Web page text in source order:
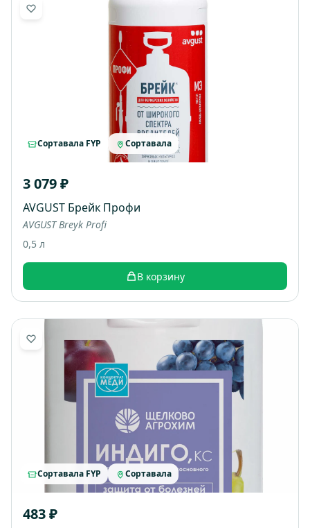
Сортавала FYP Сортавала
3 079 ₽
AVGUST Брейк Профи
AVGUST Breyk Profi
0,5 л
В корзину
Сортавала FYP Сортавала
483 ₽